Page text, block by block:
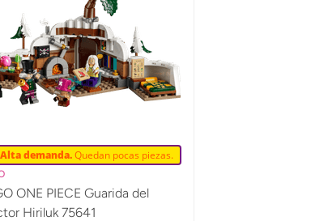
Alta demanda.Quedan pocas piezas.
ONE PIECE Guarida del
Hiriluk 75641